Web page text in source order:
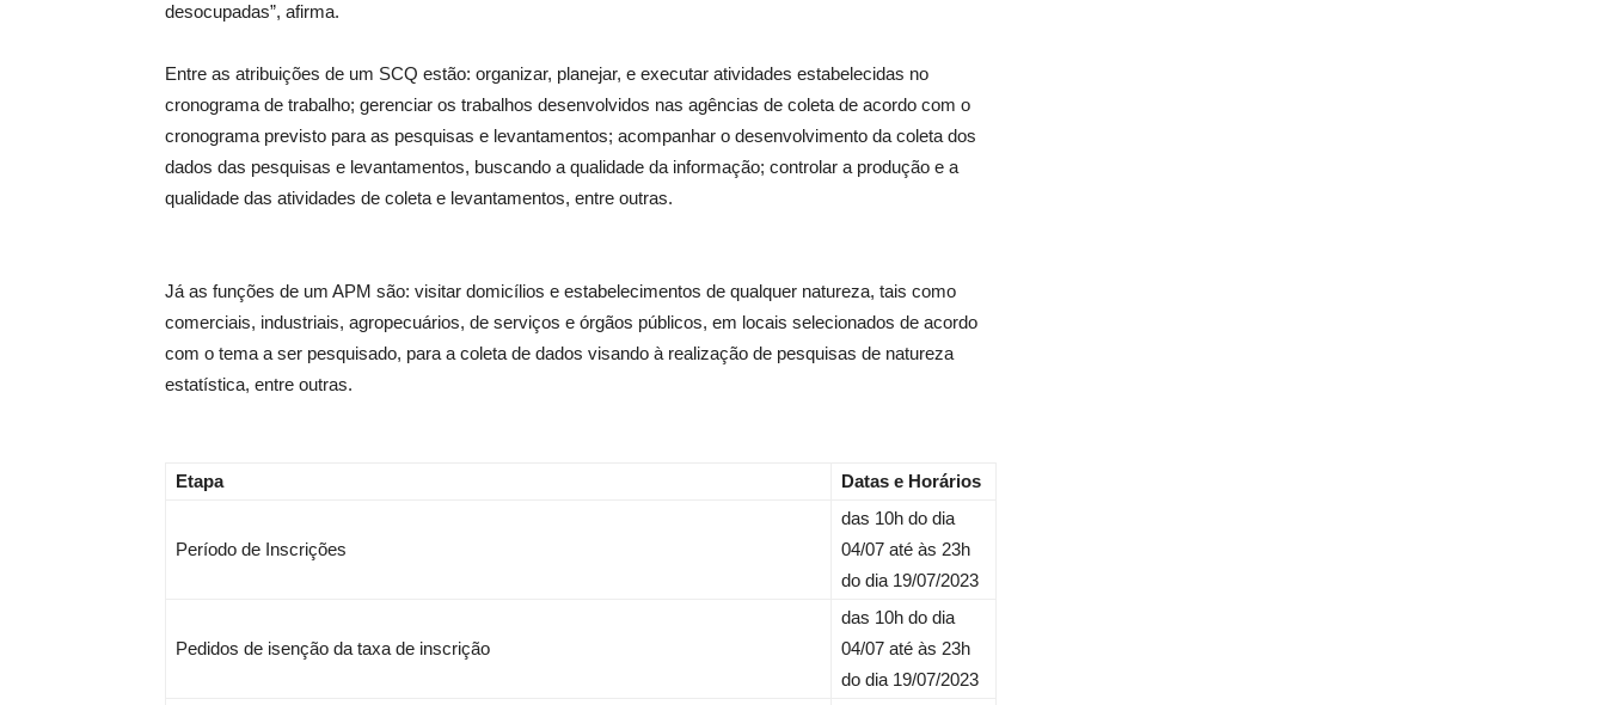
desocupadas”, afirma.
Entre as atribuições de um SCQ estão: organizar, planejar, e executar atividades estabelecidas no
cronograma de trabalho; gerenciar os trabalhos desenvolvidos nas agências de coleta de acordo com o
cronograma previsto para as pesquisas e levantamentos; acompanhar o desenvolvimento da coleta dos
dados das pesquisas e levantamentos, buscando a qualidade da informação; controlar a produção e a
qualidade das atividades de coleta e levantamentos, entre outras.
Já as funções de um APM são: visitar domicílios e estabelecimentos de qualquer natureza, tais como
comerciais, industriais, agropecuários, de serviços e órgãos públicos, em locais selecionados de acordo
com o tema a ser pesquisado, para a coleta de dados visando à realização de pesquisas de natureza
estatística, entre outras.
Etapa Datas e Horários
Período de Inscrições
das 10h do dia
04/07 até às 23h
do dia 19/07/2023
Pedidos de isenção da taxa de inscrição
das 10h do dia
04/07 até às 23h
do dia 19/07/2023